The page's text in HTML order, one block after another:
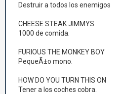
Destruir a todos los enemigos
CHEESE STEAK JIMMYS
1000 de comida.
FURIOUS THE MONKEY BOY
PequeÃ±o mono.
HOW DO YOU TURN THIS ON
Tener a los coches cobra.